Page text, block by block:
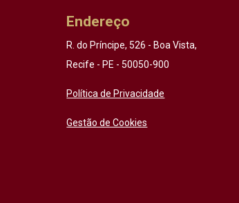
Endereço
R. do Príncipe, 526 - Boa Vista,
Recife - PE - 50050-900
Política de Privacidade
Gestão de Cookies